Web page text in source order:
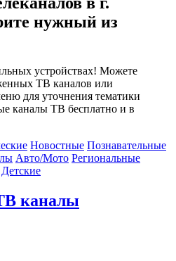
нужный из
устройствах! Можете
ТВ каналов или
для уточнения тематики
каналы ТВ бесплатно и в
Новостные Познавательные
Авто/Мото Региональные
Детские
каналы